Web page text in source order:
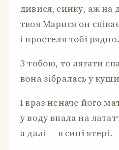
дивися, синку, аж на
твоя Марися он
і простеля тобі
З тобою, то лягати
вона зібралась у
І враз неначе його
у воду впала на
а далі — в сині ятері.